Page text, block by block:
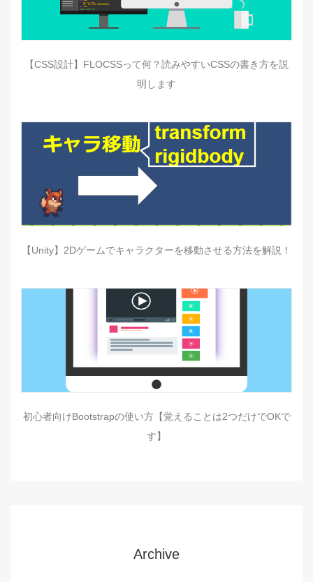
【CSS設計】FLOCSSって何？読みやすいCSSの書き方を説
明します
【Unity】2Dゲームでキャラクターを移動させる方法を解説！
初心者向けBootstrapの使い方【覚えることは2つだけでOKで
す】
Archive